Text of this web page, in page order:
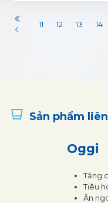
11 12 13 14
Sản phẩm
Oggi
Tăng
Tiêu
Ăn